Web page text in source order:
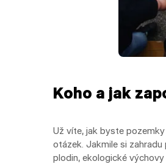
Koho a jak
Už víte, jak byste
otázek. Jakmile si
plodin, ekologické